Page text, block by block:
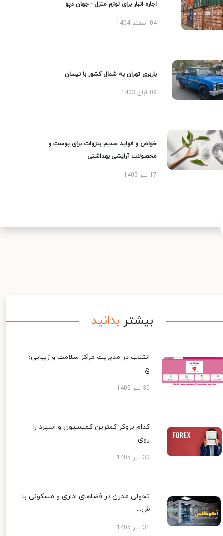
اجاره انبار برای لوازم منزل - جهان دپو
04 اسفند 1404
باربری تهران به شمال کشور با نیسان
09 آبان 1403
خواص و فواید سدیم بنزوات برای پوست و
محصولات آرایشی بهداشتی
17 تیر 1405
بیشتر بدانید
انقلاب در مدیریت مراکز سلامت و زیبایی؛
چ...
30 تیر 1405
کدام بروکر کمترین کمیسیون و اسپرد را
روی...
30 تیر 1405
تحولی مدرن در فضاهای اداری و مسکونی با
ش...